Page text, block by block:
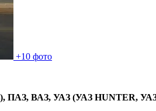
+10 фото
ПАЗ, ВАЗ, УАЗ (УАЗ HUNTER,